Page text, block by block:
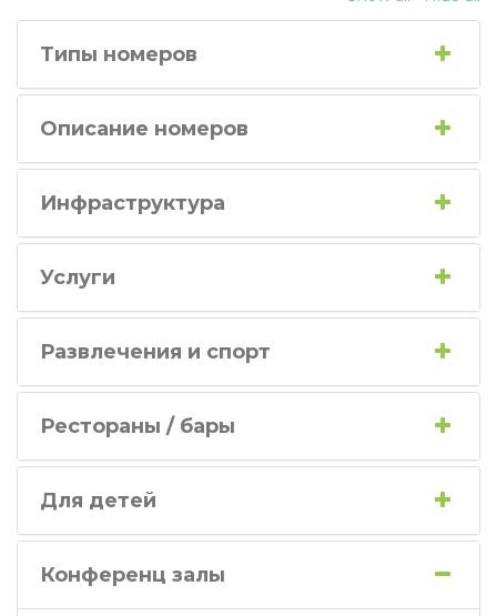
Типы номеров
Описание номеров
Инфраструктура
Услуги
Развлечения и спорт
Рестораны / бары
Для детей
Конференц залы